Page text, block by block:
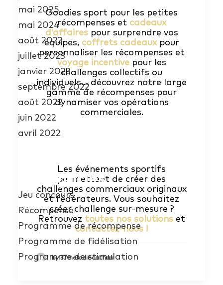
Goodies sport pour les petites
récompenses et cadeaux
d’affairespour surprendre vos
équipes, coffrets cadeauxpour
personnaliser les récompenses et
voyage incentive pour les
challenges collectifs ou
individuels… découvrez notre large
gamme de récompenses pour
dynamiser vos opérations
commerciales.
Les événements sportifs
permettent de créer des
challenges commerciaux originaux
et fédérateurs. Vous souhaitez
créer challenge sur-mesure ?
Retrouvez toutes nos solutions et
contactez-nous !
by 37melodiecachau
mai 2025
mai 2024
août 2023
juillet 2023
janvier 2023
septembre 2022
août 2022
juin 2022
avril 2022
Catégories
Jeu concours
Récompense
Programme de récompense
Programme de fidélisation
Programme de stimulation